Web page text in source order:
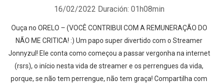
16/02/2022 Duración: 01h08min
Ouça no ORELO – (VOCÊ CONTRIBUI COM A REMUNERAÇÃO DO
NÃO ME CRITICA! :) Um papo super divertido com o Streamer
Jonnyzul! Ele conta como começou a passar vergonha na internet
(rsrs), o início nesta vida de streamer e os perrengues da vida,
porque, se não tem perrengue, não tem graça! Compartilha com